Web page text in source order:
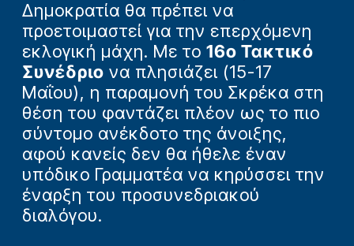
Δημοκρατία θα πρέπει να
προετοιμαστεί για την επερχόμενη
εκλογική μάχη. Με το 16ο Τακτικό
Συνέδριο να πλησιάζει (15-17
Μαΐου), η παραμονή του Σκρέκα στη
θέση του φαντάζει πλέον ως το πιο
σύντομο ανέκδοτο της άνοιξης,
αφού κανείς δεν θα ήθελε έναν
υπόδικο Γραμματέα να κηρύσσει την
έναρξη του προσυνεδριακού
διαλόγου.